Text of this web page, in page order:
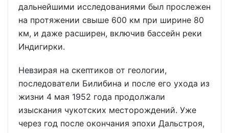
дальнейшими исследованиями был прослежен
на протяжении свыше 600 км при ширине 80
км, и даже расширен, включив бассейн реки
Индигирки.
Невзирая на скептиков от геологии,
последователи Билибина и после его ухода из
жизни 4 мая 1952 года продолжали
изыскания чукотских месторождений. Уже
через год после окончания эпохи Дальстроя,